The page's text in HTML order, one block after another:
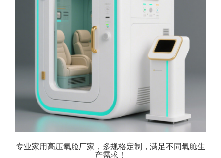
专业家用高压氧舱厂家，多规格定制，满足不同氧舱生
产需求！